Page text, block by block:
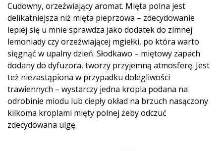
Cudowny, orzeźwiający aromat. Mięta polna jest
delikatniejsza niż mięta pieprzowa – zdecydowanie
lepiej się u mnie sprawdza jako dodatek do zimnej
lemoniady czy orzeźwiającej mgiełki, po która warto
sięgnąć w upalny dzień. Słodkawo – miętowy zapach
dodany do dyfuzora, tworzy przyjemną atmosferę. Jest
też niezastąpiona w przypadku dolegliwości
trawiennych – wystarczy jedna kropla podana na
odrobinie miodu lub ciepły okład na brzuch nasączony
kilkoma kroplami mięty polnej żeby odczuć
zdecydowana ulgę.